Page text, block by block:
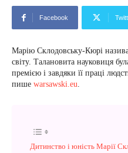
Facebook
Марію Склодовську-Кюрі
світу. Талановита науковиця
премією і завдяки її праці
пише warsawski.eu.
Дитинство і юність Марії